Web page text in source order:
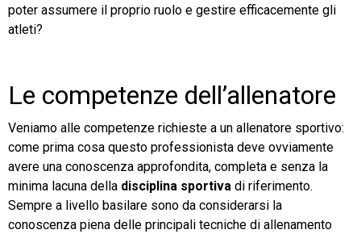
poter assumere il proprio ruolo e gestire efficacemente gli
atleti?
Le competenze dell’allenatore
Veniamo alle competenze richieste a un allenatore sportivo:
come prima cosa questo professionista deve ovviamente
avere una conoscenza approfondita, completa e senza la
minima lacuna della disciplina sportiva di riferimento.
Sempre a livello basilare sono da considerarsi la
conoscenza piena delle principali tecniche di allenamento